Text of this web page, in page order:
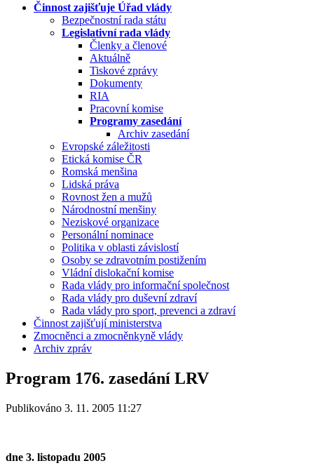
Činnost zajišťuje Úřad vlády
Bezpečnostní rada státu
Legislativní rada vlády
Členky a členové
Aktuálně
Tiskové zprávy
Dokumenty
RIA
Pracovní komise
Programy zasedání
Archiv zasedání
Evropské záležitosti
Etická komise ČR
Romská menšina
Lidská práva
Rovnost žen a mužů
Národnostní menšiny
Neziskové organizace
Personální nominace
Politika v oblasti závislostí
Osoby se zdravotním postižením
Vládní dislokační komise
Rada vlády pro informační společnost
Rada vlády pro duševní zdraví
Rada vlády pro sport, prevenci a zdraví
Činnost zajišťují ministerstva
Zmocněnci a zmocněnkyně vlády
Archiv zpráv
Program 176. zasedání LRV
Publikováno 3. 11. 2005 11:27
dne 3. listopadu 2005